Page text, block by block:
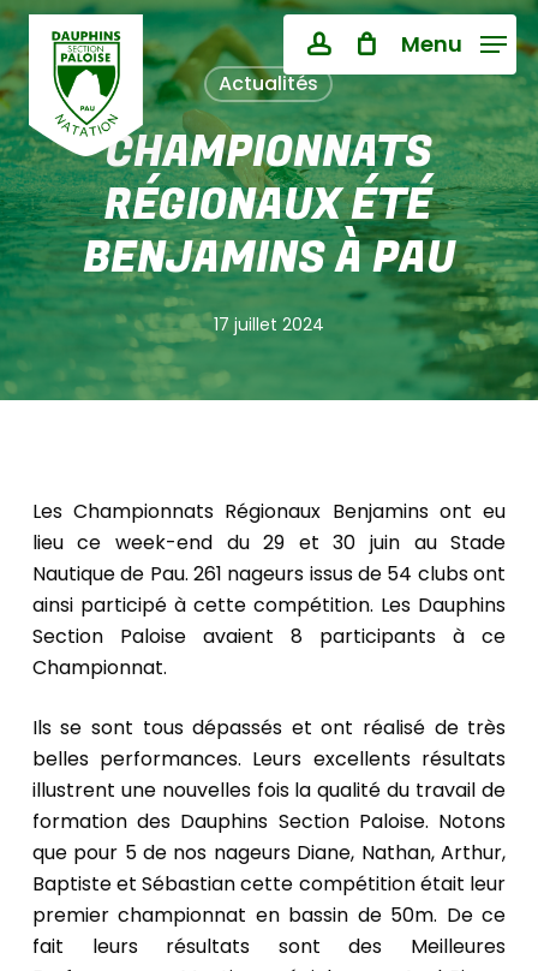
Skip
to
main
content
account
Menu
PANIER Close
Cart
Actualités
CHAMPIONNATS
RÉGIONAUX ÉTÉ
BENJAMINS À PAU
17 juillet 2024
Les Championnats Régionaux Benjamins ont eu
lieu ce week-end du 29 et 30 juin au Stade
Nautique de Pau. 261 nageurs issus de 54 clubs ont
ainsi participé à cette compétition. Les Dauphins
Section Paloise avaient 8 participants à ce
Championnat.
Ils se sont tous dépassés et ont réalisé de très
belles performances. Leurs excellents résultats
illustrent une nouvelles fois la qualité du travail de
formation des Dauphins Section Paloise. Notons
que pour 5 de nos nageurs Diane, Nathan, Arthur,
Baptiste et Sébastian cette compétition était leur
premier championnat en bassin de 50m. De ce
fait leurs résultats sont des Meilleures